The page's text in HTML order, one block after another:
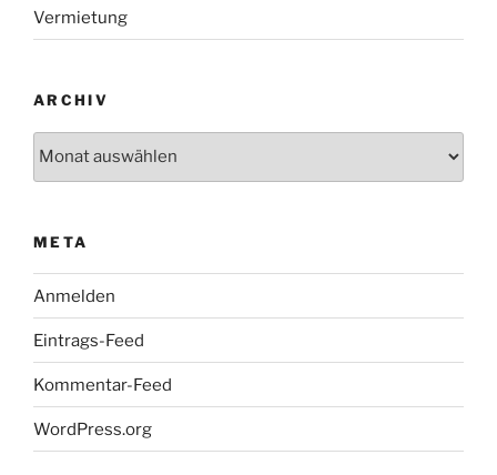
Vermietung
ARCHIV
META
Anmelden
Eintrags-Feed
Kommentar-Feed
WordPress.org